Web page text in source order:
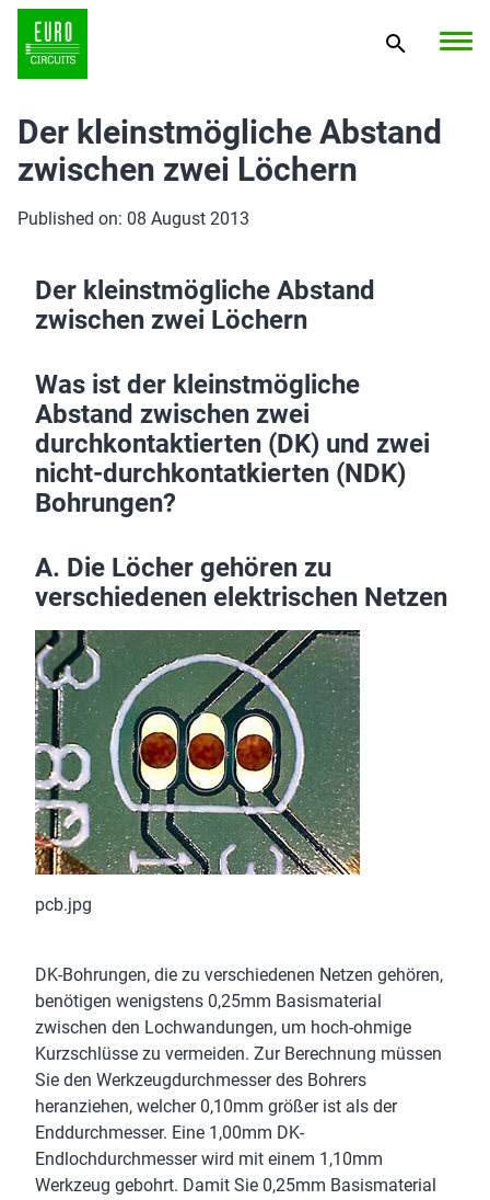
Der kleinstmögliche Abstand
zwischen zwei Löchern
Published on: 08 August 2013
Der kleinstmögliche Abstand
zwischen zwei Löchern
Was ist der kleinstmögliche
Abstand zwischen zwei
durchkontaktierten (DK) und zwei
nicht-durchkontatkierten (NDK)
Bohrungen?
A. Die Löcher gehören zu
verschiedenen elektrischen Netzen
pcb.jpg
DK-Bohrungen, die zu verschiedenen Netzen gehören,
benötigen wenigstens 0,25mm Basismaterial
zwischen den Lochwandungen, um hoch-ohmige
Kurzschlüsse zu vermeiden. Zur Berechnung müssen
Sie den Werkzeugdurchmesser des Bohrers
heranziehen, welcher 0,10mm größer ist als der
Enddurchmesser. Eine 1,00mm DK-
Endlochdurchmesser wird mit einem 1,10mm
Werkzeug gebohrt. Damit Sie 0,25mm Basismaterial